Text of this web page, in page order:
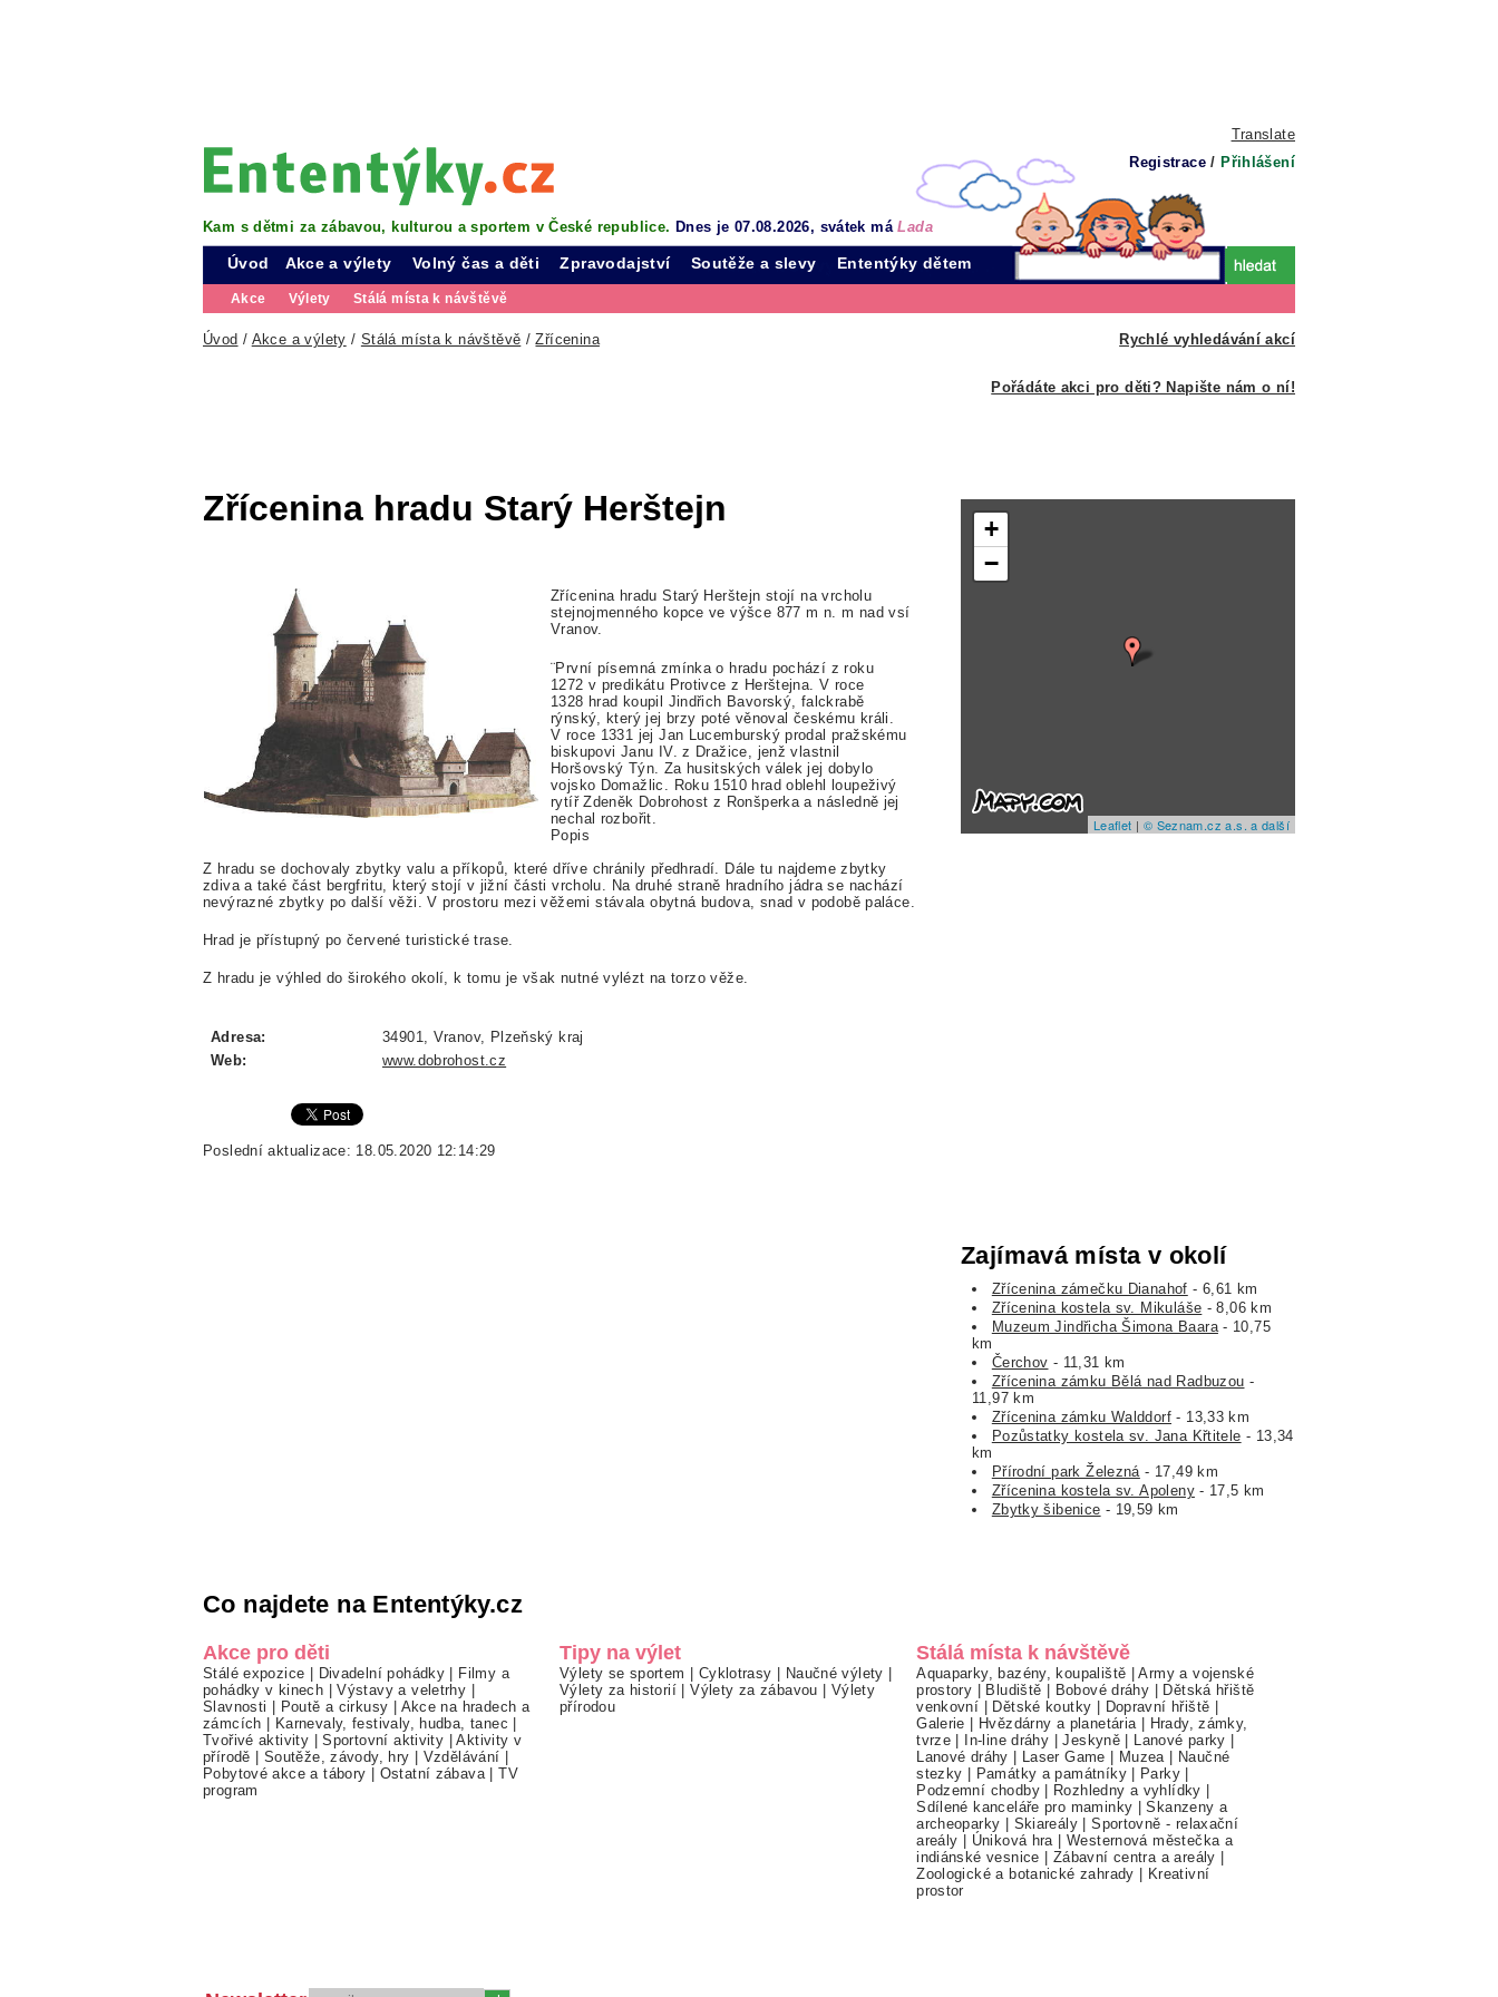
Translate
Registrace / Přihlášení
Kam s dětmi za zábavou, kulturou a sportem v České republice. Dnes je 07.08.2026, svátek máLada
Úvod Akce a výlety
Akce Výlety Stálá místa k návštěvě
Volný čas a děti Zpravodajství Soutěže a slevy Ententýky dětem
Rychlé vyhledávání akcí
Úvod / Akce a výlety / Stálá místa k návštěvě /Zřícenina
Pořádáte akci pro děti? Napište nám o ní!
Zřícenina hradu Starý Herštejn
Zřícenina hradu Starý Herštejn stojí na vrcholu
stejnojmenného kopce ve výšce 877 m n. m nad vsí
Vranov.
¨První písemná zmínka o hradu pochází z roku
1272 v predikátu Protivce z Herštejna. V roce
1328 hrad koupil Jindřich Bavorský, falckrabě
rýnský, který jej brzy poté věnoval českému králi.
V roce 1331 jej Jan Lucemburský prodal pražskému
biskupovi Janu IV. z Dražice, jenž vlastnil
Horšovský Týn. Za husitských válek jej dobylo
vojsko Domažlic. Roku 1510 hrad oblehl loupeživý
rytíř Zdeněk Dobrohost z Ronšperka a následně jej
nechal rozbořit.
Popis
Z hradu se dochovaly zbytky valu a příkopů, které dříve chránily předhradí. Dále tu najdeme zbytky
zdiva a také část bergfritu, který stojí v jižní části vrcholu. Na druhé straně hradního jádra se nachází
nevýrazné zbytky po další věži. V prostoru mezi věžemi stávala obytná budova, snad v podobě paláce.
Hrad je přístupný po červené turistické trase.
Z hradu je výhled do širokého okolí, k tomu je však nutné vylézt na torzo věže.
Adresa:
34901, Vranov, Plzeňský kraj
Web:
www.dobrohost.cz
Poslední aktualizace: 18.05.2020 12:14:29
+
−
Leaflet | © Seznam.cz a.s. a další
Zajímavá místa v okolí
Zřícenina zámečku Dianahof - 6,61 km
Zřícenina kostela sv. Mikuláše - 8,06 km
Muzeum Jindřicha Šimona Baara- 10,75
km
Čerchov - 11,31 km
Zřícenina zámku Bělá nad Radbuzou -
11,97 km
Zřícenina zámku Walddorf - 13,33 km
Pozůstatky kostela sv. Jana Křtitele - 13,34
km
Přírodní park Železná- 17,49 km
Zřícenina kostela sv. Apoleny- 17,5 km
Zbytky šibenice - 19,59 km
Co najdete na Ententýky.cz
Akce pro děti
Stálé expozice | Divadelní pohádky | Filmy a
pohádky v kinech |Výstavy a veletrhy |
Slavnosti | Poutě a cirkusy | Akce na hradech a
zámcích | Karnevaly, festivaly, hudba, tanec |
Tvořivé aktivity |Sportovní aktivity |Aktivity v
přírodě | Soutěže, závody, hry | Vzdělávání |
Pobytové akce a tábory | Ostatní zábava |TV
program
Tipy na výlet
Výlety se sportem | Cyklotrasy | Naučné výlety |
Výlety za historií |Výlety za zábavou | Výlety
přírodou
Stálá místa k návštěvě
Aquaparky, bazény, koupaliště |Army a vojenské
prostory | Bludiště | Bobové dráhy | Dětská hřiště
venkovní | Dětské koutky | Dopravní hřiště |
Galerie | Hvězdárny a planetária | Hrady, zámky,
tvrze | In-line dráhy |Jeskyně | Lanové parky |
Lanové dráhy | Laser Game | Muzea | Naučné
stezky | Památky a památníky| Parky |
Podzemní chodby| Rozhledny a vyhlídky |
Sdílené kanceláře pro maminky |Skanzeny a
archeoparky | Skiareály |Sportovně - relaxační
areály | Úniková hra |Westernová městečka a
indiánské vesnice | Zábavní centra a areály |
Zoologické a botanické zahrady | Kreativní
prostor